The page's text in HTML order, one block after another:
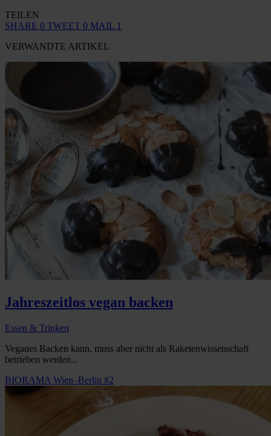
TEILEN
SHARE 0 TWEET 0 MAIL 1
VERWANDTE ARTIKEL
Jahreszeitlos vegan backen
Essen & Trinken
Veganes Backen kann, muss aber nicht als Raketenwissenschaft
betrieben werden...
BIORAMA Wien–Berlin #2